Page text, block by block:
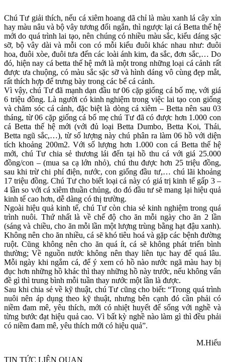
Chú Tư giải thích, nếu cá xiêm hoang dã chỉ là màu xanh lá cây xỉn
hay màu nâu và bộ vây tương đối ngắn, thì ngược lại cá Betta thế hệ
mới do quá trình lai tạo, nên chúng có nhiều màu sắc, kiểu dáng sặc
sỡ, bộ vây dài và mỗi con có mỗi kiểu đuôi khác nhau như: đuôi
hoa, đuôi xòe, đuôi tưa đến các loài ánh kim, đa sắc, đơn sắc,… Do
đó, hiện nay cá betta thế hệ mới là một trong những loại cá cảnh rất
được ưa chuộng, có màu sắc sặc sỡ và hình dáng vô cùng đẹp mắt,
rất thích hợp để trưng bày trong các bể cá cảnh.
Vì vậy, chú Tư đã mạnh dạn đầu tư 06 cặp giống cá bố mẹ, với giá
6 triệu đồng. Là người có kinh nghiệm trong việc lai tạo con giống
và chăm sóc cá cảnh, đặc biệt là dòng cá xiêm – Betta nên sau 03
tháng, từ 06 cặp giống cá bố mẹ chú Tư đã có được hơn 1.000 con
cá Betta thế hệ mới (với đủ loại Betta Dumbo, Betta Koi, Thái,
Betta ngũ sắc,…), từ số lượng này chú phân ra làm 06 hồ với diện
tích khoảng 200m2. Với số lượng hơn 1.000 con cá Betta thế hệ
mới, chú Tư chia sẻ thương lái đến tại hồ thu cá với giá 25.000
đồng/con – (mua sa cạ lớn nhỏ), chú thu được hơn 25 triệu đồng,
sau khi trừ chi phí điện, nước, con giống đầu tư,… chú lãi khoảng
17 triệu đồng. Chú Tư cho biết loại cá này có giá trị kinh tế gấp 3 –
4 lần so với cá xiêm thuần chủng, do đó đầu tư sẽ mang lại hiệu quả
kinh tế cao hơn, dễ dàng có thị trường.
Ngoài hiệu quả kinh tế, chú Tư còn chia sẻ kinh nghiệm trong quá
trình nuôi. Thứ nhất là về chế độ cho ăn mỗi ngày cho ăn 2 lần
(sáng và chiều, cho ăn mỗi lần một lượng trùng bằng hạt đậu xanh).
Không nên cho ăn nhiều, cá sẽ khó tiêu hoá và gặp các bệnh đường
ruột. Cũng không nên cho ăn quá ít, cá sẽ không phát triển bình
thường; Về nguồn nước không nên thay liên tục hay để quá lâu.
Mỗi ngày khi ngắm cá, để ý xem có hồ nào nước ngã màu hay bị
đục hơn những hồ khác thì thay những hồ này trước, nếu không vấn
đề gì thì trung bình mỗi tuần thay nước một lần là được.
Sau khi chia sẻ về kỹ thuật, chú Tư cũng cho biết: “Trong quá trình
nuôi nên áp dụng theo kỹ thuật, nhưng bên cạnh đó cần phải có
niềm đam mê, yêu thích, mới có nhiệt huyết để sống với nghề và
từng bước đạt hiệu quả cao. Vì bất kỳ nghề nào làm gì thì đều phải
có niềm đam mê, yêu thích mới có hiệu quả”.
M.Hiếu
TIN TỨC LIÊN QUAN